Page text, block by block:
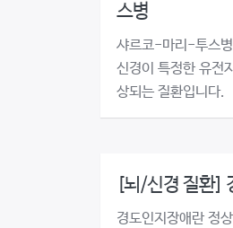
스병
샤르코-마리-투스
신경이 특정한 유전
상되는 질환입니다.
[뇌/신경 질환]
경도인지장애란 정